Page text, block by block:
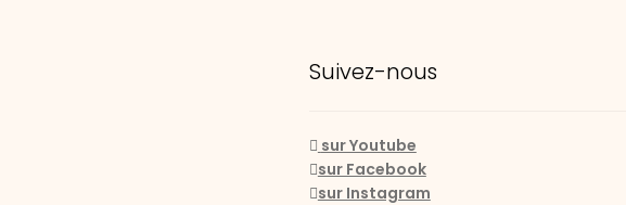
Suivez-nous
sur Youtube
sur Facebook
sur Instagram